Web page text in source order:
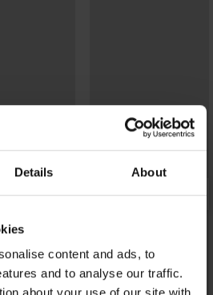
Details About
content and ads, to
and to analyse our traffic.
Sale